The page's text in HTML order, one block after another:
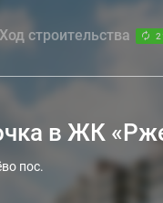
Ход строительства
в ЖК
пос.